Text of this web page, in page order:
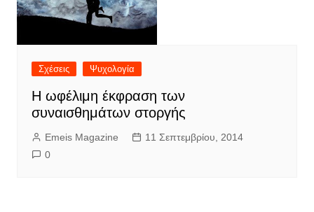
Σχέσεις Ψυχολογία
Η ωφέλιμη έκφραση των
συναισθημάτων στοργής
Emeis Magazine
11 Σεπτεμβρίου, 2014
0